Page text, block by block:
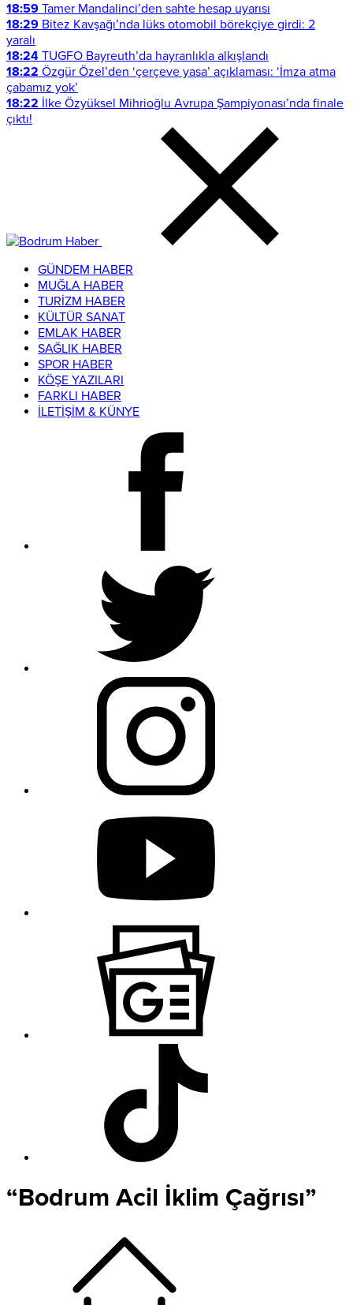
18:59 Tamer Mandalinci’den sahte hesap uyarısı
18:29 Bitez Kavşağı’nda lüks otomobil börekçiye girdi: 2
yaralı
18:24 TUGFO Bayreuth’da hayranlıkla alkışlandı
18:22 Özgür Özel’den ‘çerçeve yasa’ açıklaması: ‘İmza atma
çabamız yok’
18:22 İlke Özyüksel Mihrioğlu Avrupa Şampiyonası’nda finale
çıktı!
GÜNDEM HABER
MUĞLA HABER
TURİZM HABER
KÜLTÜR SANAT
EMLAK HABER
SAĞLIK HABER
SPOR HABER
KÖŞE YAZILARI
FARKLI HABER
İLETİŞİM & KÜNYE
“Bodrum Acil İklim Çağrısı”